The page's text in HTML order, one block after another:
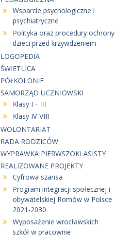
Wsparcie psychologiczne i
psychiatryczne
Polityka oraz procedury ochrony
dzieci przed krzywdzeniem
LOGOPEDIA
ŚWIETLICA
PÓŁKOLONIE
SAMORZĄD UCZNIOWSKI
Klasy I – III
Klasy IV-VIII
WOLONTARIAT
RADA RODZICÓW
WYPRAWKA PIERWSZOKLASISTY
REALIZOWANE PROJEKTY
Cyfrowa szansa
Program integracji społecznej i
obywatelskiej Romów w Polsce
2021-2030
Wyposażenie wrocławskich
szkół w pracownie